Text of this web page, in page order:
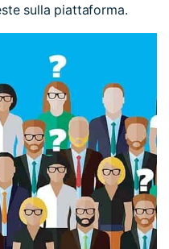
sulla piattaforma.